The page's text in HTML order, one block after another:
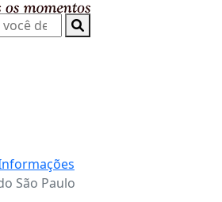
São Paulo